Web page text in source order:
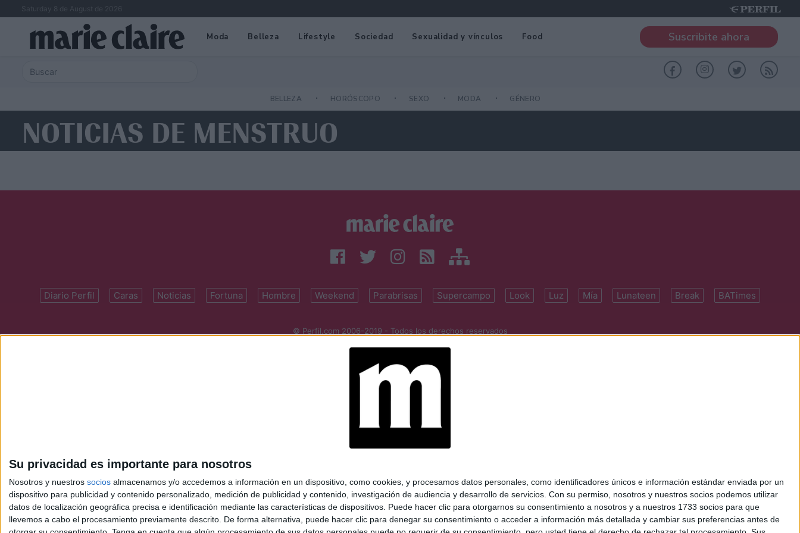
Su privacidad es importante para nosotros
Nosotros y nuestros socios almacenamos y/o accedemos a información en un dispositivo, como cookies, y procesamos datos personales, como identificadores únicos e información estándar enviada por un
dispositivo para publicidad y contenido personalizado, medición de publicidad y contenido, investigación de audiencia y desarrollo de servicios. Con su permiso, nosotros y nuestros socios podemos utilizar
datos de localización geográfica precisa e identificación mediante las características de dispositivos. Puede hacer clic para otorgarnos su consentimiento a nosotros y a nuestros 1733 socios para que
llevemos a cabo el procesamiento previamente descrito. De forma alternativa, puede hacer clic para denegar su consentimiento o acceder a información más detallada y cambiar sus preferencias antes de
Saturday 8 de August de 2026
Moda Belleza Lifestyle Sociedad Sexualidad y vínculos Food Suscribite ahora
BELLEZA HORÓSCOPO SEXO MODA GÉNERO
NOTICIAS DE MENSTRUO
Diario Perfil Caras Noticias Fortuna Hombre Weekend Parabrisas Supercampo Look Luz Mía Lunateen Break BATimes
© Perfil.com 2006-2019 - Todos los derechos reservados
perfilcom@perfil.com| Propietario: Diario Perfil S.A.